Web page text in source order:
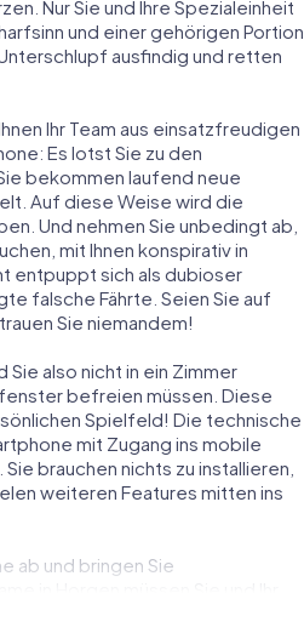
Nur Sie und Ihre Spezialeinheit
und einer gehörigen Portion
ausfindig und retten
Ihr Team aus einsatzfreudigen
Es lotst Sie zu den
bekommen laufend neue
Auf diese Weise wird die
Und nehmen Sie unbedingt ab,
mit Ihnen konspirativ in
entpuppt sich als dubioser
falsche Fährte. Seien Sie auf
Sie niemandem!
Sie also nicht in ein Zimmer
befreien müssen. Diese
Spielfeld! Die technische
mit Zugang ins mobile
brauchen nichts zu installieren,
weiteren Features mitten ins
ab und bringen Sie
in Horgen müssen Sie und Ihr